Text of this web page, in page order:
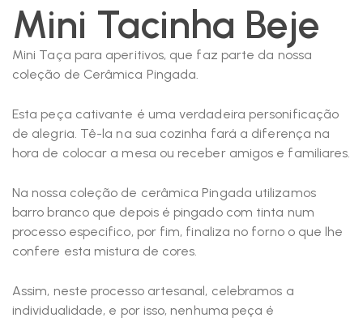
Mini Tacinha Beje
Mini Taça para aperitivos, que faz parte da nossa
coleção de Cerâmica Pingada.
Esta peça cativante é uma verdadeira personificação
de alegria. Tê-la na sua cozinha fará a diferença na
hora de colocar a mesa ou receber amigos e familiares.
Na nossa coleção de cerâmica Pingada utilizamos
barro branco que depois é pingado com tinta num
processo especifico, por fim, finaliza no forno o que lhe
confere esta mistura de cores.
Assim, neste processo artesanal, celebramos a
individualidade, e por isso, nenhuma peça é